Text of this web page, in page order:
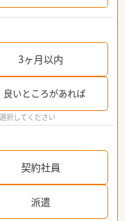
3ヶ月以内
良いところがあれば
択してください
契約社員
派遣